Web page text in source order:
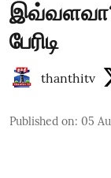
இவ்வளவா?
பேரிடி
thanthitv
Published on: 05